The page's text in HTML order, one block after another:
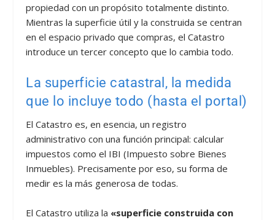
propiedad con un propósito totalmente distinto.
Mientras la superficie útil y la construida se centran
en el espacio privado que compras, el Catastro
introduce un tercer concepto que lo cambia todo.
La superficie catastral, la medida
que lo incluye todo (hasta el portal)
El Catastro es, en esencia, un registro
administrativo con una función principal: calcular
impuestos como el IBI (Impuesto sobre Bienes
Inmuebles). Precisamente por eso, su forma de
medir es la más generosa de todas.
El Catastro utiliza la «superficie construida con